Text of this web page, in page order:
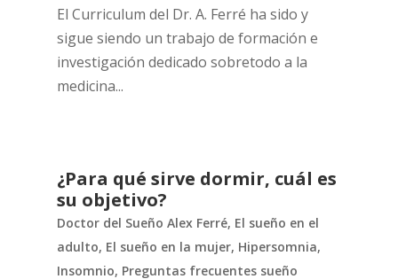
El Curriculum del Dr. A. Ferré ha sido y
sigue siendo un trabajo de formación e
investigación dedicado sobretodo a la
medicina...
¿Para qué sirve dormir, cuál es
su objetivo?
Doctor del Sueño Alex Ferré, El sueño en el
adulto, El sueño en la mujer, Hipersomnia,
Insomnio, Preguntas frecuentes sueño